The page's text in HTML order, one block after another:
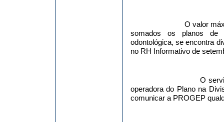
O valor
somados os planos de
odontológica, se encontra
no RH Informativo de
O
operadora do Plano na
comunicar a PROGEP